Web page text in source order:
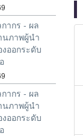
ากร - ผล
นภาพผู้นำ
ออกระดับ
ากร - ผล
นภาพผู้นำ
ออกระดับ